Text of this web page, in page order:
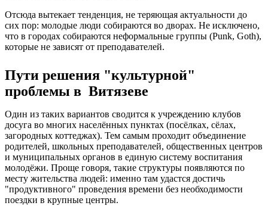
Отсюда вытекает тенденция, не теряющая актуальности до
сих пор: молодые люди собираются во дворах. Не исключено,
что в городах собираются неформальные группы (Punk, Goth),
которые не зависят от преподавателей.
Пути решения "культурной"
проблемы в Витязеве
Один из таких вариантов сводится к учреждению клубов
досуга во многих населённых пунктах (посёлках, сёлах,
загородных коттеджах). Тем самым проходит объединение
родителей, школьных преподавателей, общественных центров
и муниципальных органов в единую систему воспитания
молодёжи. Проще говоря, такие структуры появляются по
месту жительства людей: именно там удастся достичь
"продуктивного" проведения времени без необходимости
поездки в крупные центры.